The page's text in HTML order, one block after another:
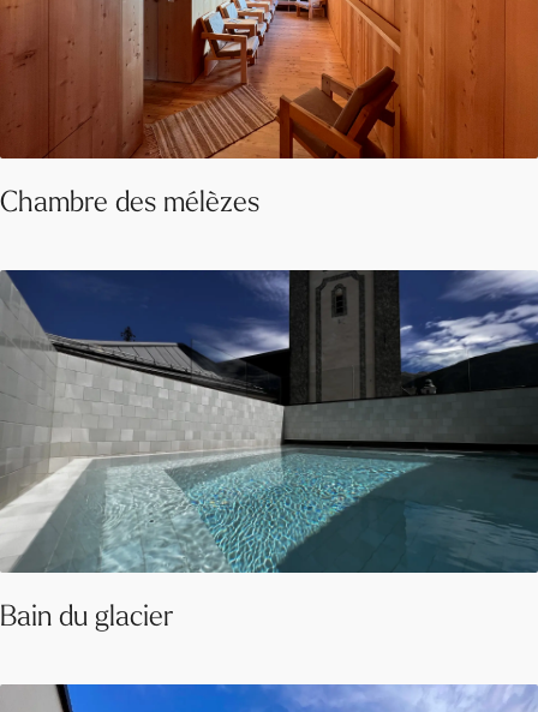
Chambre des mélèzes
Bain du glacier